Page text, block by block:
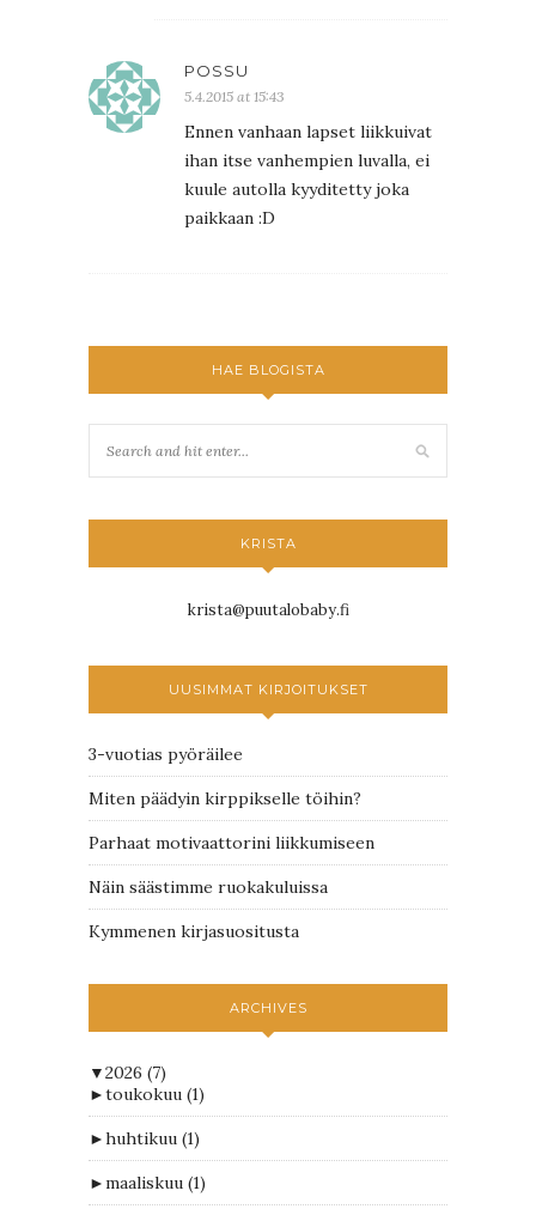
POSSU
5.4.2015 at 15:43
Ennen vanhaan lapset liikkuivat
ihan itse vanhempien luvalla, ei
kuule autolla kyyditetty joka
paikkaan :D
HAE BLOGISTA
KRISTA
krista@puutalobaby.fi
UUSIMMAT KIRJOITUKSET
3-vuotias pyöräilee
Miten päädyin kirppikselle töihin?
Parhaat motivaattorini liikkumiseen
Näin säästimme ruokakuluissa
Kymmenen kirjasuositusta
ARCHIVES
▼2026 (7)
►toukokuu (1)
►huhtikuu (1)
►maaliskuu (1)